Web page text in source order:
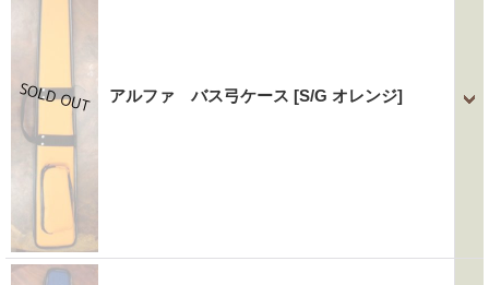
アルファ バス弓ケース [S/G オレンジ]